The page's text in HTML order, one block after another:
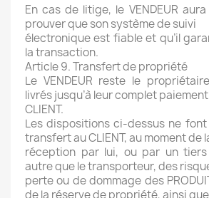
En cas de litige, le VENDEUR
prouver que son système de suivi
électronique est fiable et qu’il
la transaction.
Article 9. Transfert de propriété
Le VENDEUR reste le
livrés jusqu’à leur complet
CLIENT.
Les dispositions ci-dessus ne
transfert au CLIENT, au moment de
réception par lui, ou par un
autre que le transporteur, des
perte ou de dommage des
de la réserve de propriété, ainsi que